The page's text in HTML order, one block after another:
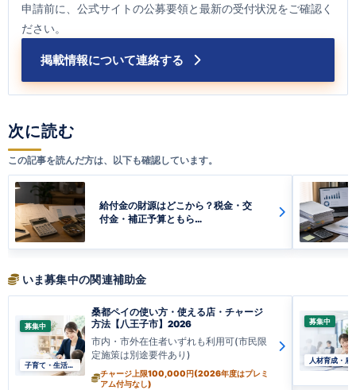
申請前に、公式サイトの公募要領と最新の受付状況をご確認く
ださい。
掲載情報について連絡する
次に読む
この記事を読んだ方は、以下も確認しています。
給付金の財源はどこから？税金・交
付金・補正予算ともら…
いま募集中の関連補助金
募集中
子育て・生活支援
桑都ペイの使い方・使える店・チャージ
方法【八王子市】2026
市内・市外在住者いずれも利用可(市民限
定施策は別途要件あり)
チャージ上限100,000円(2026年度はプレミ
アム付与なし)
募集中
人材育成・雇